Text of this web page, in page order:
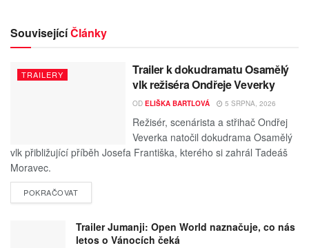
SouvisejícíČlánky
TRAILERY
Trailer k dokudramatu Osamělý
vlk režiséra Ondřeje Veverky
OD ELIŠKA BARTLOVÁ 5 SRPNA, 2026
Režisér, scenárista a střihač Ondřej
Veverka natočil dokudrama Osamělý
vlk přibližující příběh Josefa Františka, kterého si zahrál Tadeáš
Moravec.
POKRAČOVAT
Trailer Jumanji: Open World naznačuje, co nás
letos o Vánocích čeká